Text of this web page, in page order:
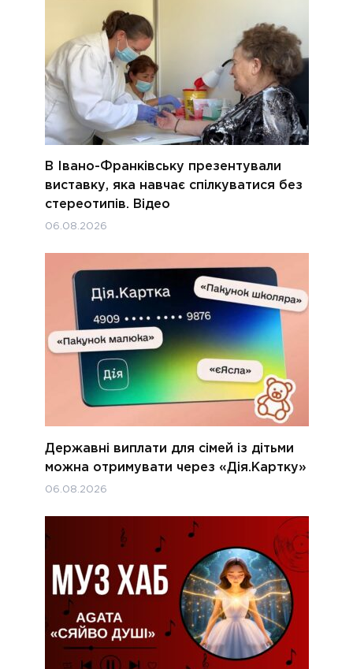
В Івано-Франківську презентували
виставку, яка навчає спілкуватися без
стереотипів. Відео
06.08.2026
Державні виплати для сімей із дітьми
можна отримувати через «Дія.Картку»
06.08.2026